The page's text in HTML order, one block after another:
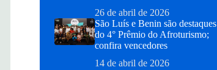
26 de abril de 2026
São Luís e Benin são destaques
do 4° Prêmio do Afroturismo;
confira vencedores
14 de abril de 2026